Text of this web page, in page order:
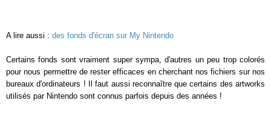
A lire aussi : des fonds d'écran sur My Nintendo
Certains fonds sont vraiment super sympa, d'autres un peu trop colorés
pour nous permettre de rester efficaces en cherchant nos fichiers sur nos
bureaux d'ordinateurs ! Il faut aussi reconnaître que certains des artworks
utilisés par Nintendo sont connus parfois depuis des années !